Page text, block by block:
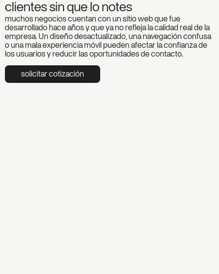
clientes sin que lo notes
muchos negocios cuentan con un sitio web que fue
desarrollado hace años y que ya no refleja la calidad real de la
empresa. Un diseño desactualizado, una navegación confusa
o una mala experiencia móvil pueden afectar la confianza de
los usuarios y reducir las oportunidades de contacto.
solicitar cotización